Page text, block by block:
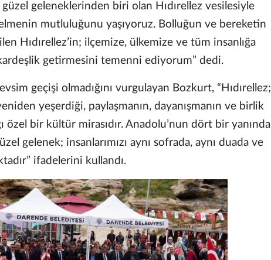
geleneklerinden biri olan Hıdırellez vesilesiyle
mutluluğunu yaşıyoruz. Bolluğun ve bereketin
Hıdırellez’in; ilçemize, ülkemize ve tüm insanlığa
getirmesini temenni ediyorum” dedi.
geçişi olmadığını vurgulayan Bozkurt, “Hıdırellez;
yeşerdiği, paylaşmanın, dayanışmanın ve birlik
özel bir kültür mirasıdır. Anadolu’nun dört bir yanında
gelenek; insanlarımızı aynı sofrada, aynı duada ve
ifadelerini kullandı.